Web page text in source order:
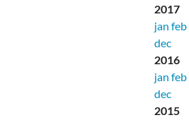
2017
jan feb
dec
2016
jan feb
dec
2015